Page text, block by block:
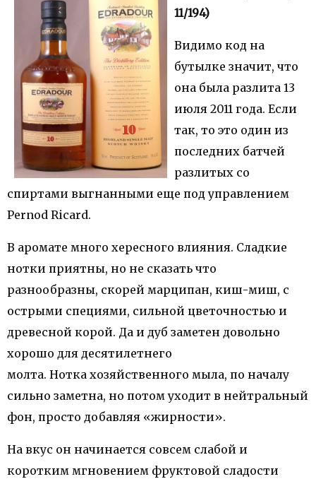
11/194)
Видимо код на
бутылке значит, что
она была разлита 13
июля 2011 года. Если
так, то это один из
последних батчей
разлитых со
спиртами выгнанными еще под управлением
Pernod Ricard.
В аромате много хересного влияния. Сладкие
нотки приятны, но не сказать что
разнообразны, скорей марципан, киш-миш, с
острыми специями, сильной цветочностью и
древесной корой. Да и дуб заметен довольно
хорошо для десятилетнего
молта. Нотка хозяйственного мыла, по началу
сильно заметна, но потом уходит в нейтральный
фон, просто добавляя «жирности».
На вкус он начинается совсем слабой и
коротким мгновением фруктовой сладости